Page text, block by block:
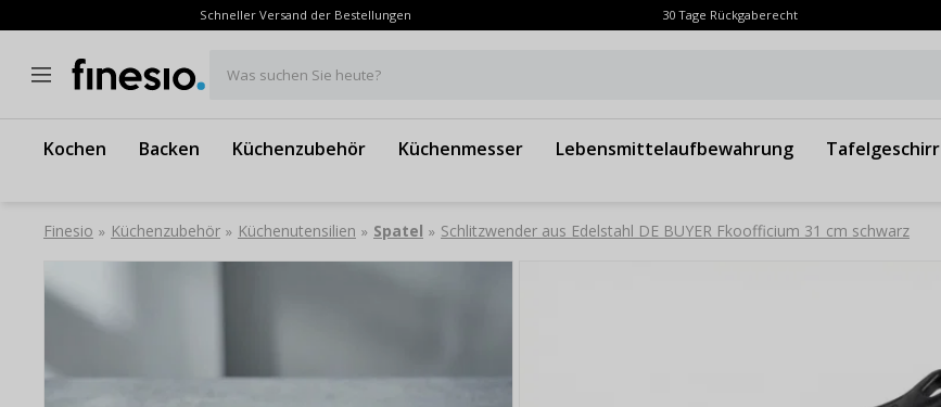
Schneller Versand der Bestellungen 30 Tage Rückgaberecht
Was suchen Sie heute?
Kochen Backen Küchenzubehör Küchenmesser Lebensmittelaufbewahrung Tafelgeschirr
Finesio » Küchenzubehör » Küchenutensilien » Spatel » Schlitzwender aus Edelstahl DE BUYER Fkoofficium 31 cm schwarz